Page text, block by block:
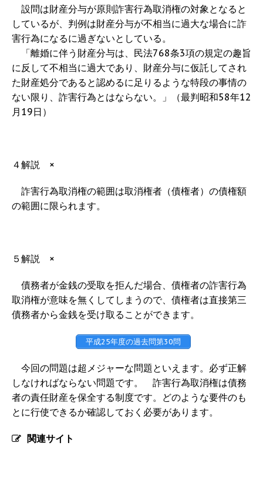
設問は財産分与が原則詐害行為取消権の対象となると
しているが、判例は財産分与が不相当に過大な場合に詐
害行為になるに過ぎないとしている。
「離婚に伴う財産分与は、民法768条3項の規定の趣旨
に反して不相当に過大であり、財産分与に仮託してされ
た財産処分であると認めるに足りるような特段の事情の
ない限り、詐害行為とはならない。」（最判昭和58年12
月19日）
４解説 ×
詐害行為取消権の範囲は取消権者（債権者）の債権額
の範囲に限られます。
５解説 ×
債務者が金銭の受取を拒んだ場合、債権者の詐害行為
取消権が意味を無くしてしまうので、債権者は直接第三
債務者から金銭を受け取ることができます。
平成25年度の過去問第30問
今回の問題は超メジャーな問題といえます。必ず正解
しなければならない問題です。 詐害行為取消権は債務
者の責任財産を保全する制度です。どのような要件のも
とに行使できるか確認しておく必要があります。
関連サイト